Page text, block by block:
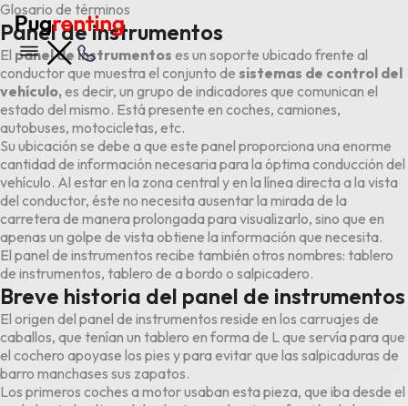
Glosario de términos
Panel de instrumentos
El panel de instrumentos es un soporte ubicado frente al
conductor que muestra el conjunto de sistemas de control del
vehículo,es decir, un grupo de indicadores que comunican el
estado del mismo. Está presente en coches, camiones,
autobuses, motocicletas, etc.
Su ubicación se debe a que este panel proporciona una enorme
cantidad de información necesaria para la óptima conducción del
vehículo. Al estar en la zona central y en la línea directa a la vista
del conductor, éste no necesita ausentar la mirada de la
carretera de manera prolongada para visualizarlo, sino que en
apenas un golpe de vista obtiene la información que necesita.
El panel de instrumentos recibe también otros nombres: tablero
de instrumentos, tablero de a bordo o salpicadero.
Breve historia del panel de instrumentos
El origen del panel de instrumentos reside en los carruajes de
caballos, que tenían un tablero en forma de L que servía para que
el cochero apoyase los pies y para evitar que las salpicaduras de
barro manchases sus zapatos.
Los primeros coches a motor usaban esta pieza, que iba desde el